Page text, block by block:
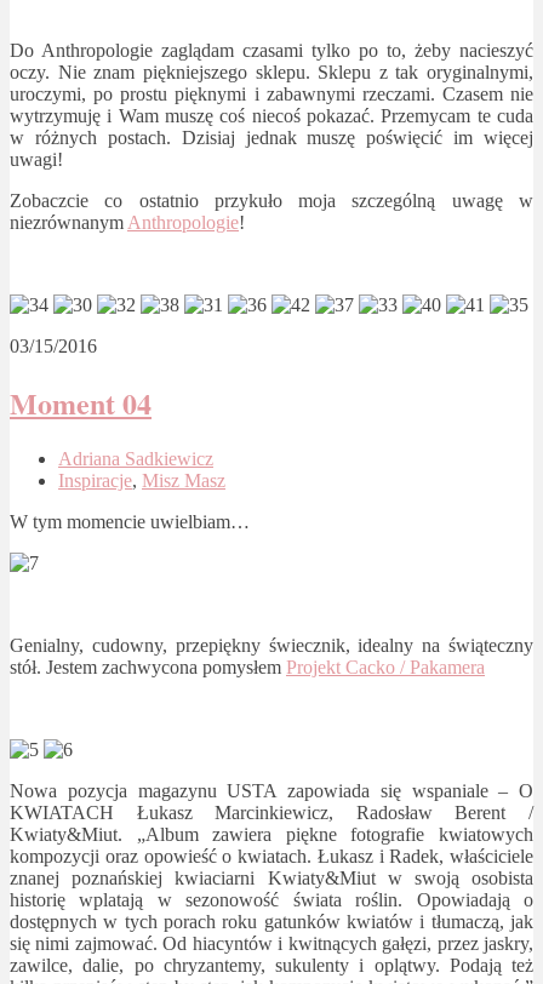
Do Anthropologie zaglądam czasami tylko po to, żeby nacieszyć
oczy. Nie znam piękniejszego sklepu. Sklepu z tak oryginalnymi,
uroczymi, po prostu pięknymi i zabawnymi rzeczami. Czasem nie
wytrzymuję i Wam muszę coś niecoś pokazać. Przemycam te cuda
w różnych postach. Dzisiaj jednak muszę poświęcić im więcej
uwagi!
Zobaczcie co ostatnio przykuło moja szczególną uwagę w
niezrównanym Anthropologie!
03/15/2016
Moment 04
Adriana Sadkiewicz
Inspiracje, Misz Masz
W tym momencie uwielbiam…
Genialny, cudowny, przepiękny świecznik, idealny na świąteczny
stół. Jestem zachwycona pomysłem Projekt Cacko / Pakamera
Nowa pozycja magazynu USTA zapowiada się wspaniale – O
KWIATACH Łukasz Marcinkiewicz, Radosław Berent /
Kwiaty&Miut. „Album zawiera piękne fotografie kwiatowych
kompozycji oraz opowieść o kwiatach. Łukasz i Radek, właściciele
znanej poznańskiej kwiaciarni Kwiaty&Miut w swoją osobista
historię wplatają w sezonowość świata roślin. Opowiadają o
dostępnych w tych porach roku gatunków kwiatów i tłumaczą, jak
się nimi zajmować. Od hiacyntów i kwitnących gałęzi, przez jaskry,
zawilce, dalie, po chryzantemy, sukulenty i oplątwy. Podają też